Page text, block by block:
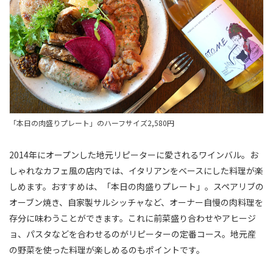
「本日の肉盛りプレート」のハーフサイズ2,580円
2014年にオープンした地元リピーターに愛されるワインバル。お
しゃれなカフェ風の店内では、イタリアンをベースにした料理が楽
しめます。おすすめは、「本日の肉盛りプレート」。スペアリブの
オーブン焼き、自家製サルシッチャなど、オーナー自慢の肉料理を
存分に味わうことができます。これに前菜盛り合わせやアヒージ
ョ、パスタなどを合わせるのがリピーターの定番コース。地元産
の野菜を使った料理が楽しめるのもポイントです。